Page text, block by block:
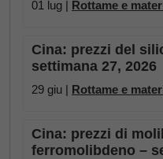
01 lug | Rottame e
Cina: prezzi del
settimana 27, 2026
29 giu | Rottame e
Cina: prezzi di
ferromolibdeno –